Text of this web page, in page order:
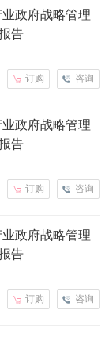
业政府战略管理
告
咨询
订购
业政府战略管理
告
咨询
订购
业政府战略管理
告
咨询
订购